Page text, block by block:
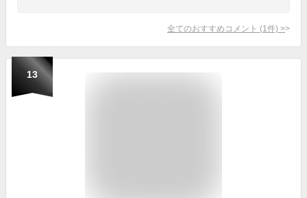
全てのおすすめコメント (1 件) >
13